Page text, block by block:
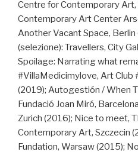
Centre for Contemporary
Contemporary Art Center
Another Vacant Space,
(selezione): Travellers, City
Spoilage: Narrating what
#VillaMedicimylove, Art Club
(2019); Autogestión / When
Fundació Joan Miró,
Zurich (2016); Nice to meet,
Contemporary Art, Szczecin
Fundation, Warsaw (2015);